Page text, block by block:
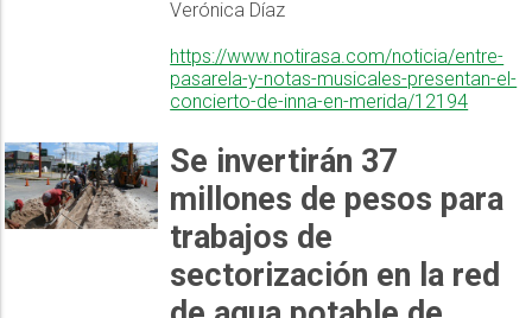
Verónica Díaz
https://www.notirasa.com/noticia/entre-
pasarela-y-notas-musicales-presentan-el-
concierto-de-inna-en-merida/12194
Se invertirán 37
millones de pesos para
trabajos de
sectorización en la red